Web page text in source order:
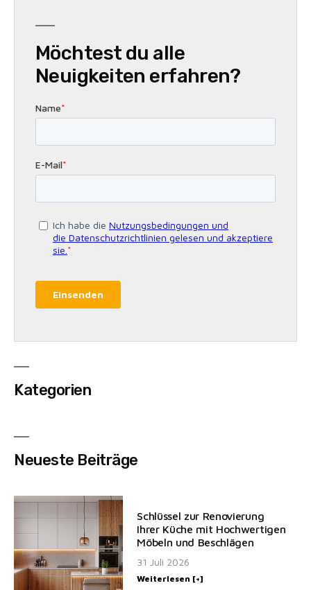
Möchtest du alle
Neuigkeiten erfahren?
Kategorien
Neueste Beiträge
Schlüssel zur Renovierung
Ihrer Küche mit Hochwertigen
Möbeln und Beschlägen
31 Juli 2026
Weiterlesen [+]